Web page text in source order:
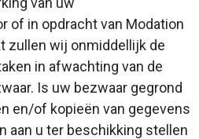
of in opdracht van Modation
zullen wij onmiddellijk de
in afwachting van de
Is uw bezwaar gegrond
en/of kopieën van gegevens
aan u ter beschikking stellen